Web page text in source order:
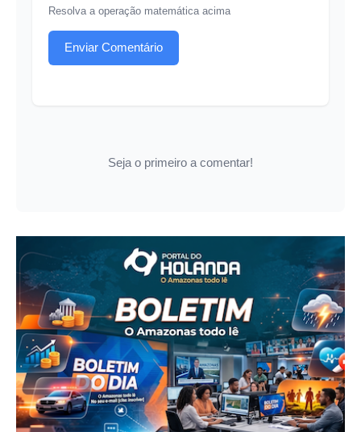
Resolva a operação matemática acima
Enviar Comentário
Seja o primeiro a comentar!